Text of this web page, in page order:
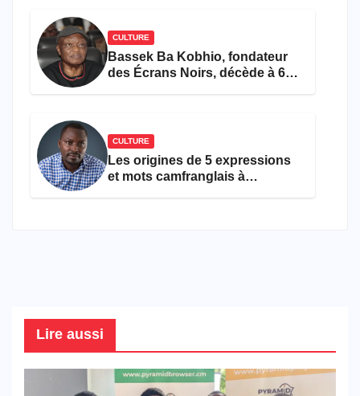
CULTURE
Bassek Ba Kobhio, fondateur
des Écrans Noirs, décède à 69
CULTURE
Les origines de 5 expressions
et mots camfranglais à
Lire aussi